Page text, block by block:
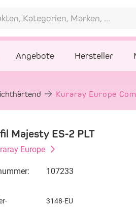
Angebote Hersteller
Kuraray Europe
Majesty ES-2 PLT
Europe
107233
3148-EU